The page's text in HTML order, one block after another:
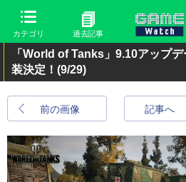
カテゴリ 過去記事
「World of Tanks」9.10アップ
装決定！ (9/29)
前の画像 記事へ